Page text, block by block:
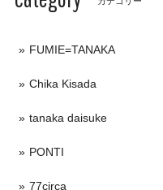
FUMIE=TANAKA
Chika Kisada
tanaka daisuke
PONTI
77circa